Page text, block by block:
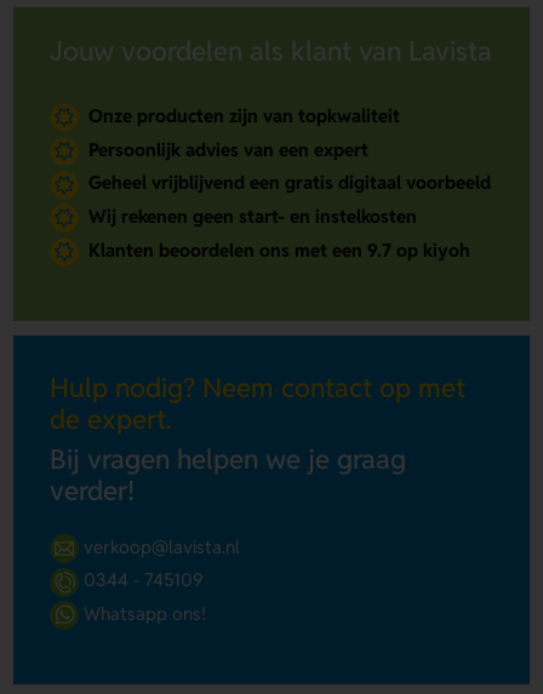
Jouw voordelen als klant van Lavista
Onze producten zijn van topkwaliteit
Persoonlijk advies van een expert
Geheel vrijblijvend een gratis digitaal voorbeeld
Wij rekenen geen start- en instelkosten
Klanten beoordelen ons met een 9.7 op kiyoh
Hulp nodig? Neem contact op met
de expert.
Bij vragen helpen we je graag
verder!
verkoop@lavista.nl
0344 - 745109
Whatsapp ons!